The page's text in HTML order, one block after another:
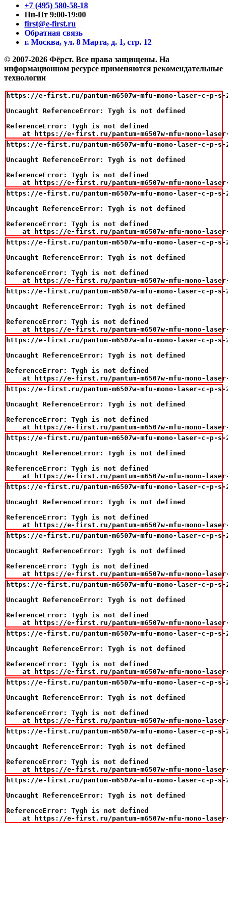
+7 (495) 580-58-18
Пн-Пт 9:00-19:00
first@e-first.ru
Обратная связь
г. Москва, ул. 8 Марта, д. 1, стр. 12
© 2007-2026 Фёрст. Все права защищены. На
информационном ресурсе применяются рекомендательные
технологии
https://e-first.ru/pantum-m6507w-mfu-mono-laser-c-p-
Uncaught ReferenceError: Tygh is not defined
ReferenceError: Tygh is not defined
at https://e-first.ru/pantum-m6507w-mfu-mono-
https://e-first.ru/pantum-m6507w-mfu-mono-laser-c-p-
Uncaught ReferenceError: Tygh is not defined
ReferenceError: Tygh is not defined
at https://e-first.ru/pantum-m6507w-mfu-mono-
https://e-first.ru/pantum-m6507w-mfu-mono-laser-c-p-
Uncaught ReferenceError: Tygh is not defined
ReferenceError: Tygh is not defined
at https://e-first.ru/pantum-m6507w-mfu-mono-
https://e-first.ru/pantum-m6507w-mfu-mono-laser-c-p-
Uncaught ReferenceError: Tygh is not defined
ReferenceError: Tygh is not defined
at https://e-first.ru/pantum-m6507w-mfu-mono-
https://e-first.ru/pantum-m6507w-mfu-mono-laser-c-p-
Uncaught ReferenceError: Tygh is not defined
ReferenceError: Tygh is not defined
at https://e-first.ru/pantum-m6507w-mfu-mono-
https://e-first.ru/pantum-m6507w-mfu-mono-laser-c-p-
Uncaught ReferenceError: Tygh is not defined
ReferenceError: Tygh is not defined
at https://e-first.ru/pantum-m6507w-mfu-mono-
https://e-first.ru/pantum-m6507w-mfu-mono-laser-c-p-
Uncaught ReferenceError: Tygh is not defined
ReferenceError: Tygh is not defined
at https://e-first.ru/pantum-m6507w-mfu-mono-
https://e-first.ru/pantum-m6507w-mfu-mono-laser-c-p-
Uncaught ReferenceError: Tygh is not defined
ReferenceError: Tygh is not defined
at https://e-first.ru/pantum-m6507w-mfu-mono-
https://e-first.ru/pantum-m6507w-mfu-mono-laser-c-p-
Uncaught ReferenceError: Tygh is not defined
ReferenceError: Tygh is not defined
at https://e-first.ru/pantum-m6507w-mfu-mono-
https://e-first.ru/pantum-m6507w-mfu-mono-laser-c-p-
Uncaught ReferenceError: Tygh is not defined
ReferenceError: Tygh is not defined
at https://e-first.ru/pantum-m6507w-mfu-mono-
https://e-first.ru/pantum-m6507w-mfu-mono-laser-c-p-
Uncaught ReferenceError: Tygh is not defined
ReferenceError: Tygh is not defined
at https://e-first.ru/pantum-m6507w-mfu-mono-
https://e-first.ru/pantum-m6507w-mfu-mono-laser-c-p-
Uncaught ReferenceError: Tygh is not defined
ReferenceError: Tygh is not defined
at https://e-first.ru/pantum-m6507w-mfu-mono-
https://e-first.ru/pantum-m6507w-mfu-mono-laser-c-p-
Uncaught ReferenceError: Tygh is not defined
ReferenceError: Tygh is not defined
at https://e-first.ru/pantum-m6507w-mfu-mono-
https://e-first.ru/pantum-m6507w-mfu-mono-laser-c-p-
Uncaught ReferenceError: Tygh is not defined
ReferenceError: Tygh is not defined
at https://e-first.ru/pantum-m6507w-mfu-mono-
https://e-first.ru/pantum-m6507w-mfu-mono-laser-c-p-
Uncaught ReferenceError: Tygh is not defined
ReferenceError: Tygh is not defined
at https://e-first.ru/pantum-m6507w-mfu-mono-